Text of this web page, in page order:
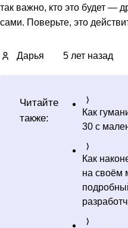
так важно, кто это будет —
сами. Поверьте, это
Дарья 5 лет назад
Читайте
также:
Как
30 с
Как
на своём